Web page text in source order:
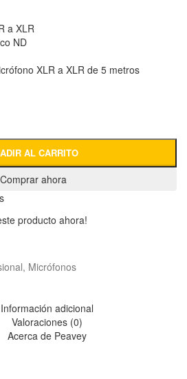
a XLR
ND
XLR a XLR de 5 metros
AL CARRITO
Comprar ahora
producto ahora!
, Micrófonos
Información adicional
Valoraciones (0)
Acerca de Peavey